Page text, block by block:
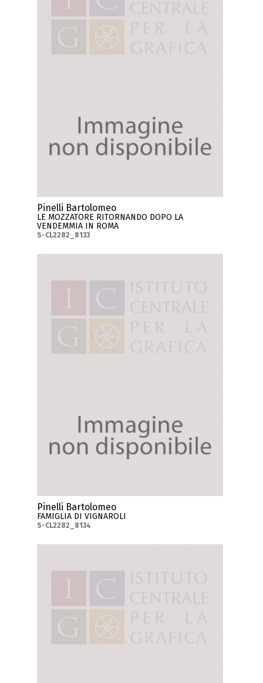
Pinelli Bartolomeo
LE MOZZATORE RITORNANDO DOPO LA
VENDEMMIA IN ROMA
S-CL2282_8133
Pinelli Bartolomeo
FAMIGLIA DI VIGNAROLI
S-CL2282_8134